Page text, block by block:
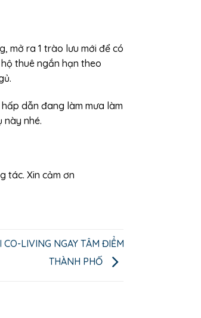
mở ra 1 trào lưu mới để có
thuê ngắn hạn theo
dẫn đang làm mưa làm
này nhé.
tác. Xin cảm ơn
LIVING NGAY TÂM ĐIỂM
THÀNH PHỐ